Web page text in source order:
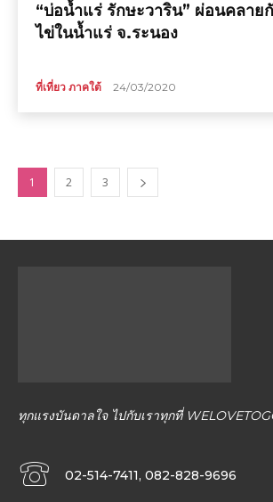
“บ่อน้ำแร่ รักษะวาริน” ผ่อนคลาย
ไข่ในน้ำแร่ จ.ระนอง
ที่เที่ยว ภาคใต้ 24/03/2020
1 2 3
ทุกแรงบันดาลใจ ไปกับเราทุกที่
02-514-7411, 082-828-9696